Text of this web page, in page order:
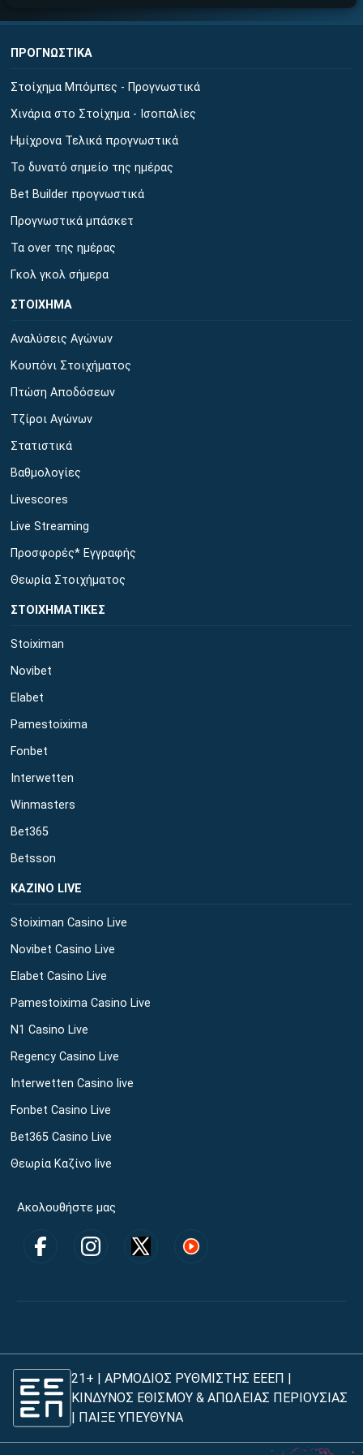
ΠΡΟΓΝΩΣΤΙΚΑ
Στοίχημα Μπόμπες - Προγνωστικά
Χινάρια στο Στοίχημα - Ισοπαλίες
Ημίχρονα Τελικά προγνωστικά
Το δυνατό σημείο της ημέρας
Bet Builder προγνωστικά
Προγνωστικά μπάσκετ
Τα over της ημέρας
Γκολ γκολ σήμερα
ΣΤΟΙΧΗΜΑ
Αναλύσεις Αγώνων
Κουπόνι Στοιχήματος
Πτώση Αποδόσεων
Τζίροι Αγώνων
Στατιστικά
Βαθμολογίες
Livescores
Live Streaming
Προσφορές* Εγγραφής
Θεωρία Στοιχήματος
ΣΤΟΙΧΗΜΑΤΙΚΕΣ
Stoiximan
Novibet
Elabet
Pamestoixima
Fonbet
Interwetten
Winmasters
Bet365
Betsson
ΚΑΖΙΝΟ LIVE
Stoiximan Casino Live
Novibet Casino Live
Elabet Casino Live
Pamestoixima Casino Live
N1 Casino Live
Regency Casino Live
Interwetten Casino live
Fonbet Casino Live
Bet365 Casino Live
Θεωρία Καζίνο live
Ακολουθήστε μας
21+ | ΑΡΜΟΔΙΟΣ ΡΥΘΜΙΣΤΗΣ ΕΕΕΠ |
ΚΙΝΔΥΝΟΣ ΕΘΙΣΜΟΥ & ΑΠΩΛΕΙΑΣ ΠΕΡΙΟΥΣΙΑΣ
| ΠΑΙΞΕ ΥΠΕΥΘΥΝΑ